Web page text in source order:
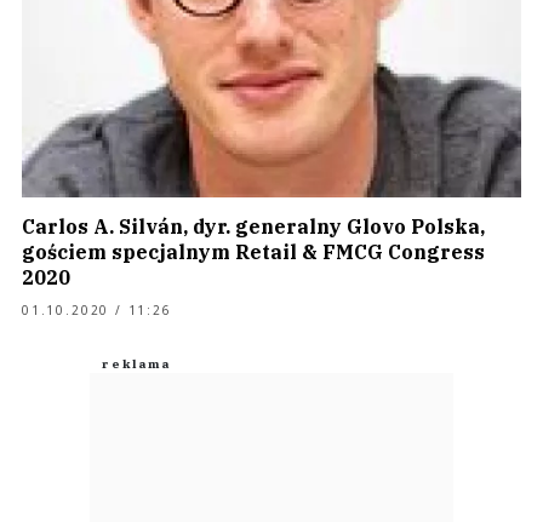
Carlos A. Silván, dyr. generalny Glovo Polska,
gościem specjalnym Retail & FMCG Congress
2020
01.10.2020 / 11:26